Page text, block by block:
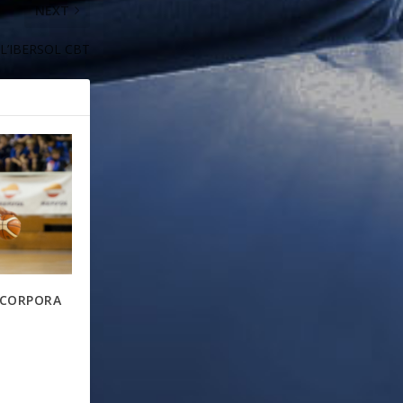
NEXT
CBT